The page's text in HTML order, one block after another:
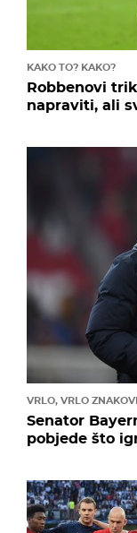
KAKO TO? KAKO?
Robbenovi
napraviti, ali
VRLO, VRLO
Senator
pobjede što